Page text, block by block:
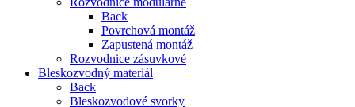
Back
Povrchová montáž
Zapustená montáž
Rozvodnice zásuvkové
Bleskozvodný materiál
Back
Bleskozvodové svorky